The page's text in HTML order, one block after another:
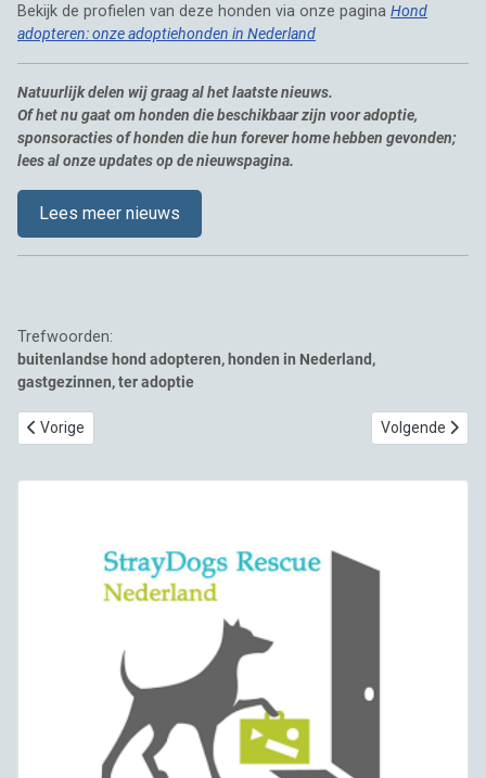
Bekijk de profielen van deze honden via onze pagina Hond
adopteren: onze adoptiehonden in Nederland
Natuurlijk delen wij graag al het laatste nieuws.
Of het nu gaat om honden die beschikbaar zijn voor adoptie,
sponsoracties of honden die hun forever home hebben gevonden;
lees al onze updates op de nieuwspagina.
Lees meer nieuws
Trefwoorden:
buitenlandse hond adopteren, honden in Nederland,
gastgezinnen, ter adoptie
Vorig artikel: Mano is op zoek naar zijn adoptant 🔦🔎🤣
Vorige Volgende
Volgende